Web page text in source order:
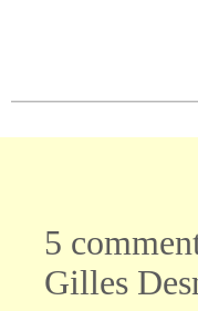
5
Gilles